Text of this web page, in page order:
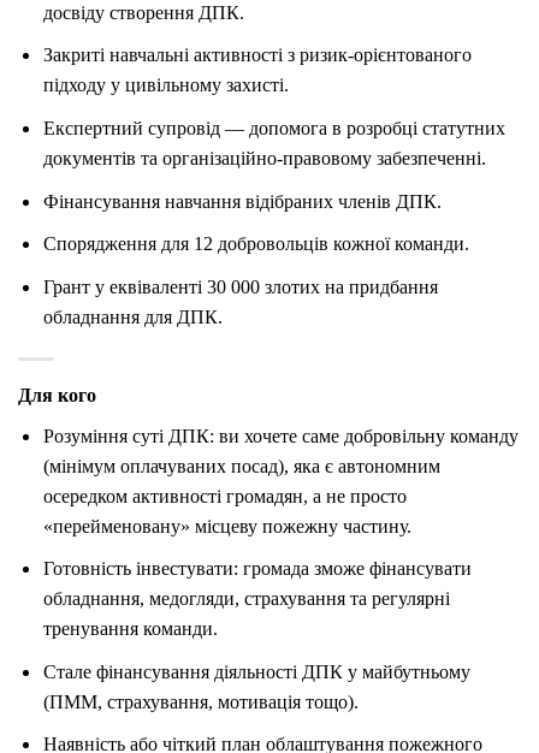
досвіду створення ДПК.
Закриті навчальні активності з ризик-орієнтованого
підходу у цивільному захисті.
Експертний супровід — допомога в розробці статутних
документів та організаційно-правовому забезпеченні.
Фінансування навчання відібраних членів ДПК.
Спорядження для 12 добровольців кожної команди.
Грант у еквіваленті 30 000 злотих на придбання
обладнання для ДПК.
Для кого
Розуміння суті ДПК: ви хочете саме добровільну команду
(мінімум оплачуваних посад), яка є автономним
осередком активності громадян, а не просто
«перейменовану» місцеву пожежну частину.
Готовність інвестувати: громада зможе фінансувати
обладнання, медогляди, страхування та регулярні
тренування команди.
Стале фінансування діяльності ДПК у майбутньому
(ПММ, страхування, мотивація тощо).
Наявність або чіткий план облаштування пожежного